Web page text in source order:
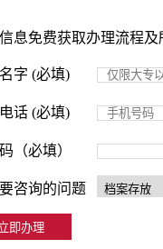
息免费获取办理流程及
字 (必填)
话 (必填)
（必填）
咨询的问题